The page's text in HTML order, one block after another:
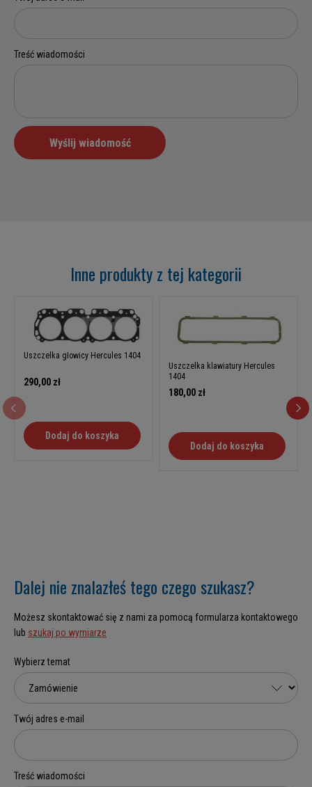
Inne produkty z tej kategorii
Uszczelka głowicy Hercules 1404
290,00 zł
Dodaj do koszyka
Uszczelka klawiatury Hercules
1404
180,00 zł
Dodaj do koszyka
Dalej nie znalazłeś tego czego szukasz?
Możesz skontaktować się z nami za pomocą formularza kontaktowego
lub szukaj po wymiarze